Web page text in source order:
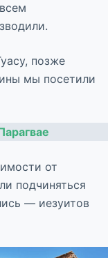
позже
мы посетили
от
подчиняться
— иезуитов